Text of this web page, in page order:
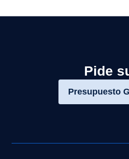
Pide
Presupuesto